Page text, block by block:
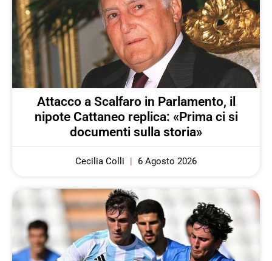
Attacco a Scalfaro in Parlamento, il
nipote Cattaneo replica: «Prima ci si
documenti sulla storia»
Cecilia Colli 6 Agosto 2026